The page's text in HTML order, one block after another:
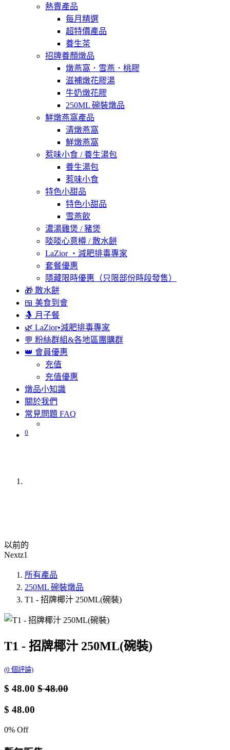
熱賣產品
每月精選
超特價產品
養生茶
招牌養顏燉品
燉燕窩．雪燕．桃膠
滋補燉花膠湯
牛奶燉花膠
250ML 碗裝燉品
鮮燉燕窩產品
清燉燕窩
鮮燉燕窩
惹味小食 / 養生湯包
養生湯包
惹味小食
特色小甜品
特色小甜品
雪燕飲
濃湯雞煲 / 豬煲
啖啖心意樽 / 散水餅
LaZior ・減肥排毒專家
套餐優惠
隱藏限時優惠（只限部份時段發售）
🎁 散水餅
🍱 美食到會
🤱 月子餐
🌿 LaZior•減肥排毒專家
💬 粉絲群組&各地區團購群
👑 會員優惠
充值
充值優惠
燉品小知識
關於我們
常見問題 FAQ
0
以前的
Nextz1
所有產品
250ML 碗裝燉品
T1 - 招牌椰汁 250ML(碗裝)
T1 - 招牌椰汁 250ML(碗裝)
(0 個評論)
$ 48.00 $48.00
$ 48.00
0% Off